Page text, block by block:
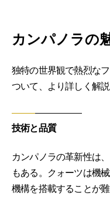
カンパノラの
独特の世界観で熱烈な
ついて、より詳しく解説
技術と品質
カンパノラの革新性は
もある。クォーツは機
機構を搭載することが